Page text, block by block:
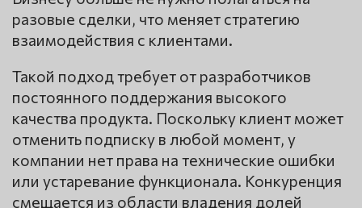
разовые сделки, что меняет стратегию
взаимодействия с клиентами.
Такой подход требует от разработчиков
постоянного поддержания высокого
качества продукта. Поскольку клиент может
отменить подписку в любой момент, у
компании нет права на технические ошибки
или устаревание функционала. Конкуренция
смещается из области владения долей